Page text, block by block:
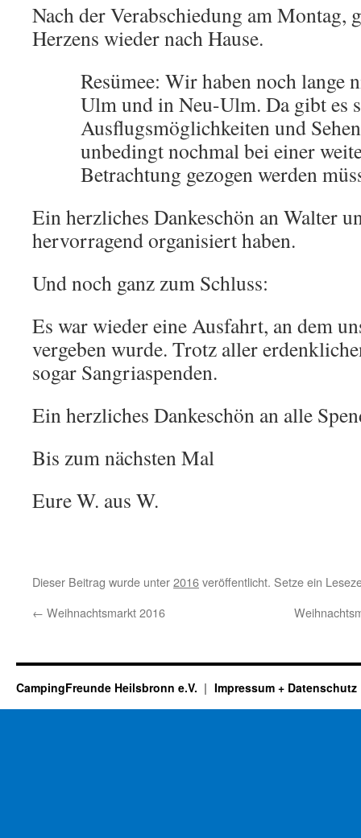
Nach der Verabschiedung am Montag,
Herzens wieder nach Hause.
Resümee: Wir haben noch lange
Ulm und in Neu-Ulm. Da gibt es
Ausflugsmöglichkeiten und
unbedingt nochmal bei einer
Betrachtung gezogen werden
Ein herzliches Dankeschön an Walter
hervorragend organisiert haben.
Und noch ganz zum Schluss:
Es war wieder eine Ausfahrt, an dem
vergeben wurde. Trotz aller
sogar Sangriaspenden.
Ein herzliches Dankeschön an alle
Bis zum nächsten Mal
Eure W. aus W.
Dieser Beitrag wurde unter2016veröffentlicht. Setze ein
← Weihnachtsmarkt 2016
CampingFreunde Heilsbronn e.V. Impressum + Datenschutz